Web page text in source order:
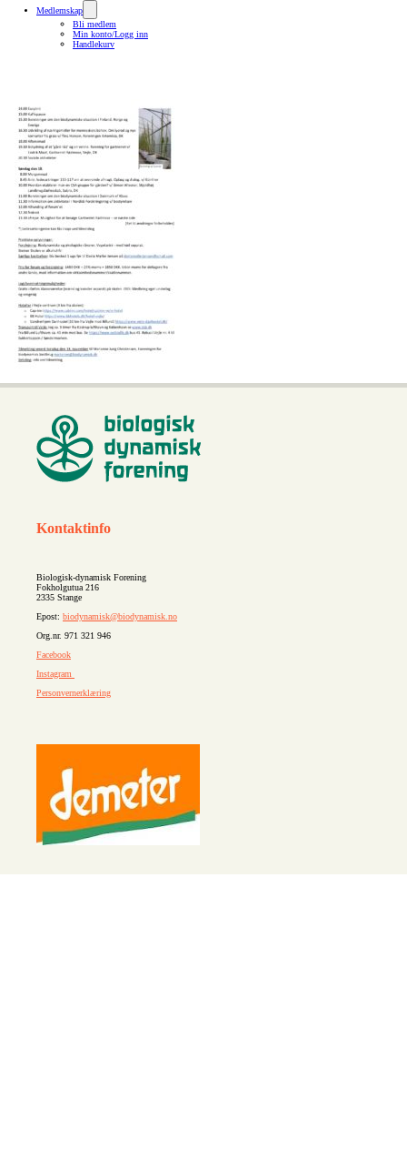
Medlemskap
Bli medlem
Min konto/Logg inn
Handlekurv
Kontaktinfo
Biologisk-dynamisk Forening
Fokholgutua 216
2335 Stange
Epost: biodynamisk@biodynamisk.no
Org.nr. 971 321 946
Facebook
Instagram
Personvernerklæring